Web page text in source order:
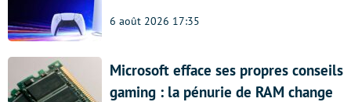
6 août 2026 17:35
Microsoft efface ses propres conseils
gaming : la pénurie de RAM change